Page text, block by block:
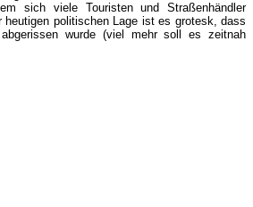
sich viele Touristen und Straßenhändler
heutigen politischen Lage ist es grotesk, dass
wurde (viel mehr soll es zeitnah